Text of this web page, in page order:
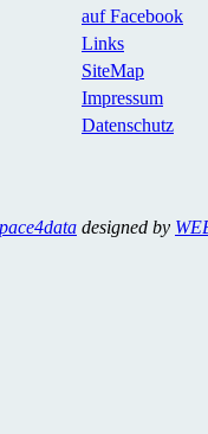
auf Facebook
Links
SiteMap
Impressum
Datenschutz
designed by